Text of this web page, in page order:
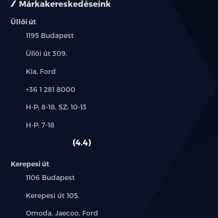
Első napellenzők megvilágított tükörrel
PM2.5 levegőszűrő
Hátső utastér szellőzés
8.8 colos LCD műszerfal
DAB rádió
8 hangszóró
Márkakereskedéseink
Üllői út
Település:
1195 Budapest
Cím:
Üllői út 309.
Márkák:
Kia, Ford
Telefon:
+36 1 281 8000
Új-
használt
H-P: 8-18, SZ: 10-13
Alkatrész,
H-P: 7-18
4.4
Kerepesi út
Település:
1106 Budapest
Cím:
Kerepesi út 105.
Márkák:
Omoda, Jaecoo, Ford